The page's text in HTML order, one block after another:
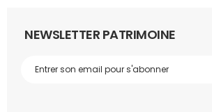
NEWSLETTER PATRIMOINE